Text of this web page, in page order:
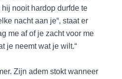
nooit hardop durfde te
nacht aan je“, staat er
me af of je zacht voor me
je neemt wat je wilt.“
Zijn adem stokt wanneer